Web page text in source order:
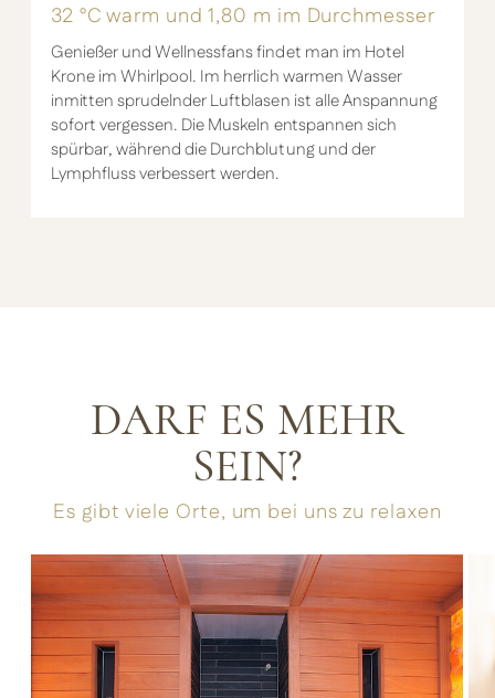
32 °C warm und 1,80 m im Durchmesser
Genießer und Wellnessfans findet man im Hotel
Krone im Whirlpool. Im herrlich warmen Wasser
inmitten sprudelnder Luftblasen ist alle Anspannung
sofort vergessen. Die Muskeln entspannen sich
spürbar, während die Durchblutung und der
Lymphfluss verbessert werden.
DARF ES MEHR
SEIN?
Es gibt viele Orte, um bei uns zu relaxen